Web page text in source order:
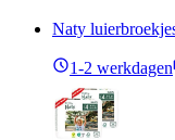
Naty
1-2 werkdagen